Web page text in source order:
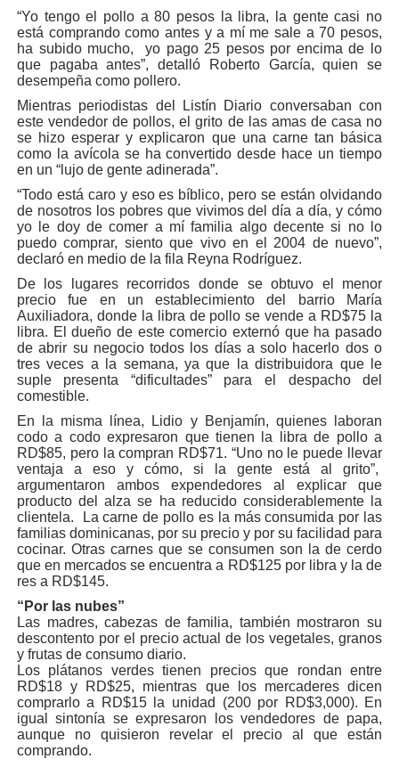
“Yo tengo el pollo a 80 pesos la libra, la gente casi no
está comprando como antes y a mí me sale a 70 pesos,
ha subido mucho, yo pago 25 pesos por encima de lo
que pagaba antes”, detalló Roberto García, quien se
desempeña como pollero.
Mientras periodistas del Listín Diario conversaban con
este vendedor de pollos, el grito de las amas de casa no
se hizo esperar y explicaron que una carne tan básica
como la avícola se ha convertido desde hace un tiempo
en un “lujo de gente adinerada”.
“Todo está caro y eso es bíblico, pero se están olvidando
de nosotros los pobres que vivimos del día a día, y cómo
yo le doy de comer a mí familia algo decente si no lo
puedo comprar, siento que vivo en el 2004 de nuevo”,
declaró en medio de la fila Reyna Rodríguez.
De los lugares recorridos donde se obtuvo el menor
precio fue en un establecimiento del barrio María
Auxiliadora, donde la libra de pollo se vende a RD$75 la
libra. El dueño de este comercio externó que ha pasado
de abrir su negocio todos los días a solo hacerlo dos o
tres veces a la semana, ya que la distribuidora que le
suple presenta “dificultades” para el despacho del
comestible.
En la misma línea, Lidio y Benjamín, quienes laboran
codo a codo expresaron que tienen la libra de pollo a
RD$85, pero la compran RD$71. “Uno no le puede llevar
ventaja a eso y cómo, si la gente está al grito”,
argumentaron ambos expendedores al explicar que
producto del alza se ha reducido considerablemente la
clientela. La carne de pollo es la más consumida por las
familias dominicanas, por su precio y por su facilidad para
cocinar. Otras carnes que se consumen son la de cerdo
que en mercados se encuentra a RD$125 por libra y la de
res a RD$145.
“Por las nubes”
Las madres, cabezas de familia, también mostraron su
descontento por el precio actual de los vegetales, granos
y frutas de consumo diario.
Los plátanos verdes tienen precios que rondan entre
RD$18 y RD$25, mientras que los mercaderes dicen
comprarlo a RD$15 la unidad (200 por RD$3,000). En
igual sintonía se expresaron los vendedores de papa,
aunque no quisieron revelar el precio al que están
comprando.